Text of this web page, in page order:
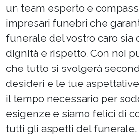
un team esperto e
impresari funebri che
funerale del vostro caro sia
dignità e rispetto. Con noi
che tutto si svolgerà
desideri e le tue
il tempo necessario per
esigenze e siamo felici di
tutti gli aspetti del funerale.